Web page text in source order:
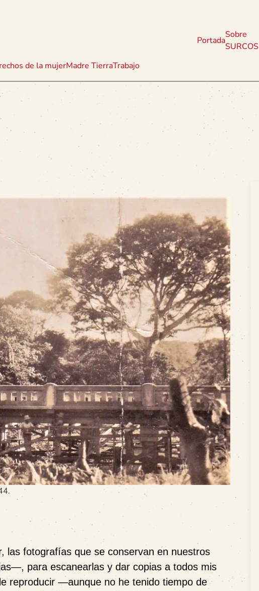
de la mujerMadre TierraTrabajo
Portada
Sobre
SURCOS
las fotografías que se conservan en nuestros
para escanearlas y dar copias a todos mis
reproducir —aunque no he tenido tiempo de